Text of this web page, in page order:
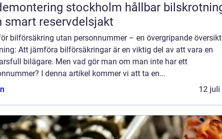
stockholm hållbar bilskrotning
smart reservdelsjakt
bilförsäkring utan personnummer – en övergripande översikt
Att jämföra bilförsäkringar är en viktig del av att vara en
bilägare. Men vad gör man om man inte har ett
I denna artikel kommer vi att ta en...
12 juli